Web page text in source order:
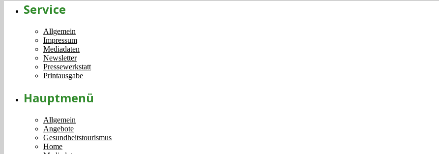
Service
Allgemein
Impressum
Mediadaten
Newsletter
Pressewerkstatt
Printausgabe
Hauptmenü
Allgemein
Angebote
Gesundheitstourismus
Home